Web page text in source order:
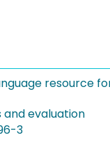
resource
and evaluation
​3